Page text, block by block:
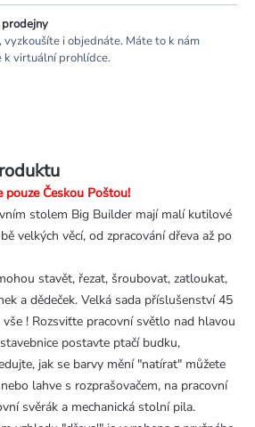
prodejny
i objednáte. Máte to k nám
k virtuální prohlídce.
Českou Poštou!
stolem Big Builder mají malí kutilové
velkých věcí, od zpracování dřeva až po
stavět, řezat, šroubovat, zatloukat,
a dědeček. Velká sada příslušenství 45
! Rozsviťte pracovní světlo nad hlavou
postavte ptačí budku,
jak se barvy mění "natírat" můžete
lahve s rozprašovačem, na pracovní
svěrák a mechanická stolní pila.